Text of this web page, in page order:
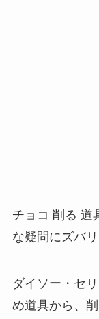
チョコ 削る 道
な疑問にズバ
ダイソー・セ
め道具から、